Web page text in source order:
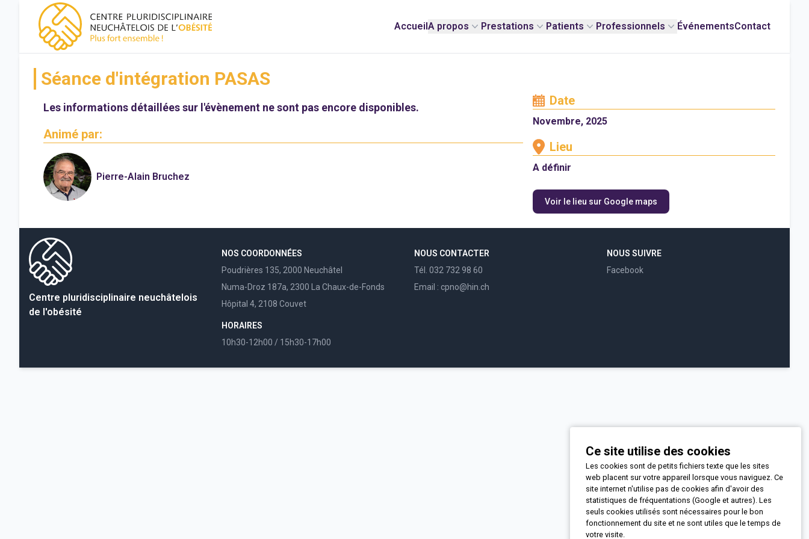
Ce site utilise des cookies
Les cookies sont de petits fichiers texte que les sites
web placent sur votre appareil lorsque vous naviguez. Ce
site internet n'utilise pas de cookies afin d'avoir des
statistiques de fréquentations (Google et autres). Les
seuls cookies utilisés sont nécessaires pour le bon
fonctionnement du site et ne sont utiles que le temps de
votre visite.
CPNO, centre pluridisciplinaire neuchâtelois de l'obésité
AccueilA propos Prestations Patients Professionnels ÉvénementsContact
Séance d'intégration PASAS
Les informations détaillées sur l'évènement ne sont pas encore disponibles.
Animé par:
Pierre-Alain Bruchez
Date
novembre, 2025
Lieu
A définir
Voir le lieu sur Google maps
Centre pluridisciplinaire neuchâtelois
de l'obésité
NOS COORDONNÉES
Poudrières 135, 2000 Neuchâtel
Numa-Droz 187a, 2300 La Chaux-de-Fonds
Hôpital 4, 2108 Couvet
HORAIRES
10h30-12h00 / 15h30-17h00
NOUS CONTACTER
Tél. 032 732 98 60
Email : cpno@hin.ch
NOUS SUIVRE
Facebook